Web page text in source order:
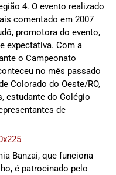
4. O evento realizado
comentado em 2007
promotora do evento,
expectativa. Com a
o Campeonato
no mês passado
Colorado do Oeste/RO,
estudante do Colégio
de
Banzai, que funciona
é patrocinado pelo